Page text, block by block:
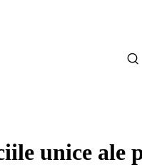
unice ale